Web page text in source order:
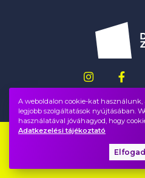
A weboldalon cookie-kat
legjobb szolgáltatások nyújtásában.
használatával jóváhagyod, hogy
Adatkezelési tájékoztató
Impresszum
Adatvédelem, ÁSZF